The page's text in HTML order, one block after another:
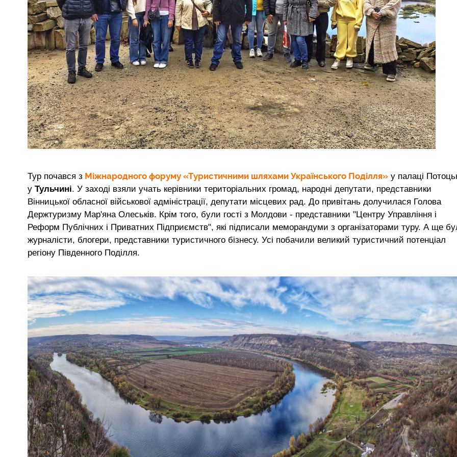
Тур почався з Міжнародного форуму «Туристичними шляхами Українського Поділля» у палаці
у Тульчині. У заході взяли учать керівники територіальних громад, народні депутати, представники
Вінницької обласної військової адміністрації, депутати місцевих рад. До привітань долучилася Голова
Держтуризму Мар'яна Олеськів. Крім того, були гості з Молдови - представники "Центру Управління і
Реформ Публічних і Приватних Підприємств", які підписали меморандуми з організаторами туру. А ще
журналісти, блогери, представники туристичного бізнесу. Усі побачили великий туристичний потенціал
регіону Південного Поділля.